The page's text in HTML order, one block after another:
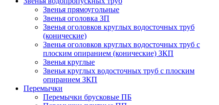
Звенья прямоугольные
Звенья оголовка ЗП
Звенья оголовков круглых водосточных труб
(конические)
Звенья оголовков круглых водосточных труб с
плоским опиранием (конические) ЗКП
Звенья круглые
Звенья круглых водосточных труб с плоским
опиранием ЗКП
Перемычки
Перемычки брусковые ПБ